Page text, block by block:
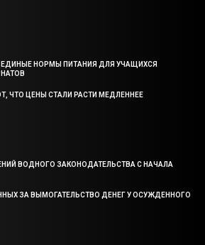
ЕДИНЫЕ НОРМЫ ПИТАНИЯ ДЛЯ УЧАЩИХСЯ
ЧТО ЦЕНЫ СТАЛИ РАСТИ МЕДЛЕННЕЕ
ВОДНОГО ЗАКОНОДАТЕЛЬСТВА С НАЧАЛА
ЗА ВЫМОГАТЕЛЬСТВО ДЕНЕГ У ОСУЖДЕННОГО